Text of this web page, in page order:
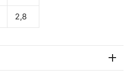
2,8